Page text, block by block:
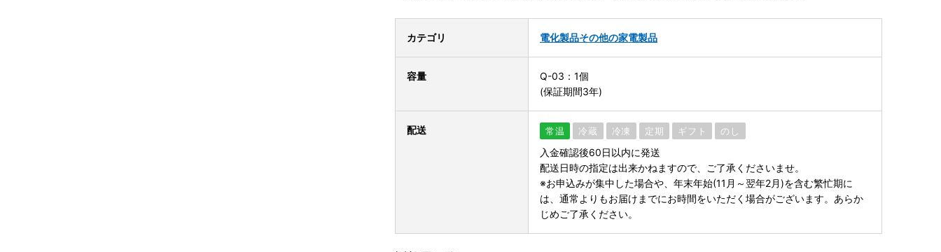
カテゴリ 電化製品その他の家電製品
容量
Q-03：1個
(保証期間3年)
配送 常温 冷蔵 冷凍 定期 ギフト のし
入金確認後60日以内に発送
配送日時の指定は出来かねますので、ご了承くださいませ。
※お申込みが集中した場合や、年末年始(11月～翌年2月)を含む繁忙期に
は、通常よりもお届けまでにお時間をいただく場合がございます。あらか
じめご了承ください。